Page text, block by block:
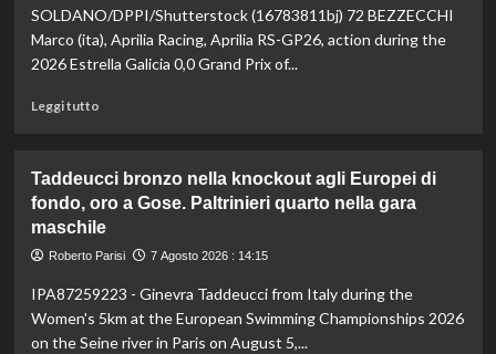
vetta:
anche
ad
del
mondo
SOLDANO/DPPI/Shutterstock (16783811bj) 72 BEZZECCHI
Marco (ita), Aprilia Racing, Aprilia RS-GP26, action during the
2026 Estrella Galicia 0,0 Grand Prix of...
Leggi tuttoLeggi
In
Gran
Bretagna
Bezzecchi
in
sella
ed
Taddeucci bronzo nella knockout agli Europei di
fondo, oro a Gose. Paltrinieri quarto nella gara
maschile
Roberto Parisi 7 Agosto 2026 : 14:15
IPA87259223 - Ginevra Taddeucci from Italy during the
Women's 5km at the European Swimming Championships 2026
on the Seine river in Paris on August 5,...